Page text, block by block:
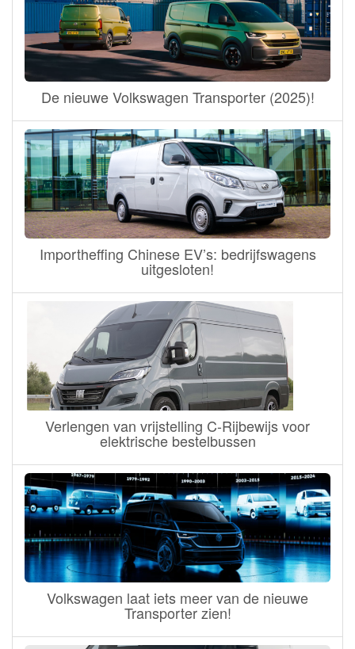
De nieuwe Volkswagen Transporter (2025)!
Importheffing Chinese EV’s: bedrijfswagens
uitgesloten!
Verlengen van vrijstelling C-Rijbewijs voor
elektrische bestelbussen
Volkswagen laat iets meer van de nieuwe
Transporter zien!